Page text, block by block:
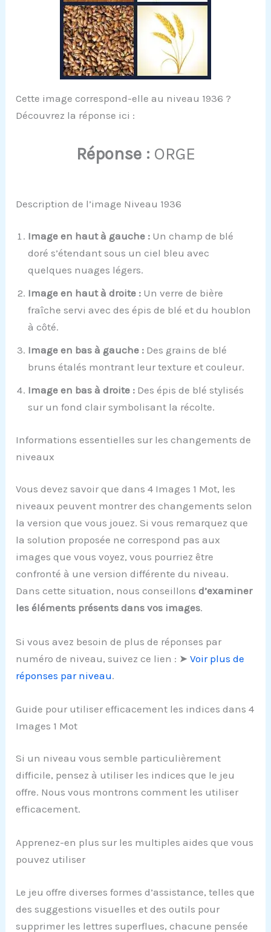
Cette image correspond-elle au niveau 1936 ?
Découvrez la réponse ici :
Réponse : ORGE
Description de l’image Niveau 1936
Image en haut à gauche : Un champ de blé
doré s’étendant sous un ciel bleu avec
quelques nuages légers.
Image en haut à droite : Un verre de bière
fraîche servi avec des épis de blé et du houblon
à côté.
Image en bas à gauche : Des grains de blé
bruns étalés montrant leur texture et couleur.
Image en bas à droite : Des épis de blé stylisés
sur un fond clair symbolisant la récolte.
Informations essentielles sur les changements de
niveaux
Vous devez savoir que dans 4 Images 1 Mot, les
niveaux peuvent montrer des changements selon
la version que vous jouez. Si vous remarquez que
la solution proposée ne correspond pas aux
images que vous voyez, vous pourriez être
confronté à une version différente du niveau.
Dans cette situation, nous conseillonsd’examiner
les éléments présents dans vos images.
Si vous avez besoin de plus de réponses par
numéro de niveau, suivez ce lien : ➤Voir plus de
réponses par niveau.
Guide pour utiliser efficacement les indices dans 4
Images 1 Mot
Si un niveau vous semble particulièrement
difficile, pensez à utiliser les indices que le jeu
offre. Nous vous montrons comment les utiliser
efficacement.
Apprenez-en plus sur les multiples aides que vous
pouvez utiliser
Le jeu offre diverses formes d’assistance, telles que
des suggestions visuelles et des outils pour
supprimer les lettres superflues, chacune pensée